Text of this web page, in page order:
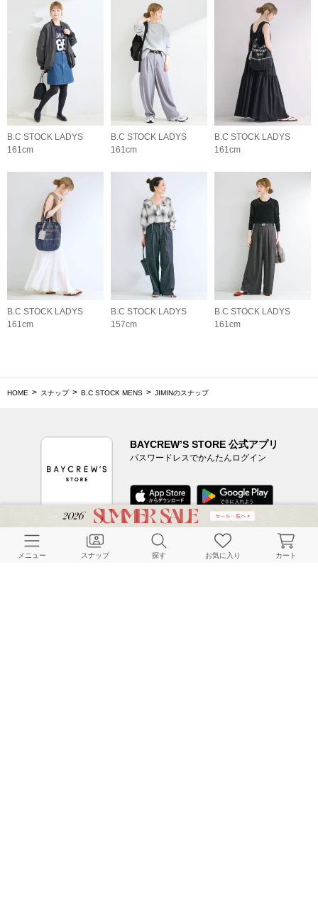
B.C STOCK LADYS
161cm
B.C STOCK LADYS
161cm
B.C STOCK LADYS
161cm
B.C STOCK LADYS
161cm
B.C STOCK LADYS
157cm
B.C STOCK LADYS
161cm
HOME スナップ B.C STOCK MENS JIMINのスナップ
BAYCREW’S STORE 公式アプリ
パスワードレスでかんたんログイン
CUSTOMER SERVICE
メニュー スナップ 探す お気に入り カート